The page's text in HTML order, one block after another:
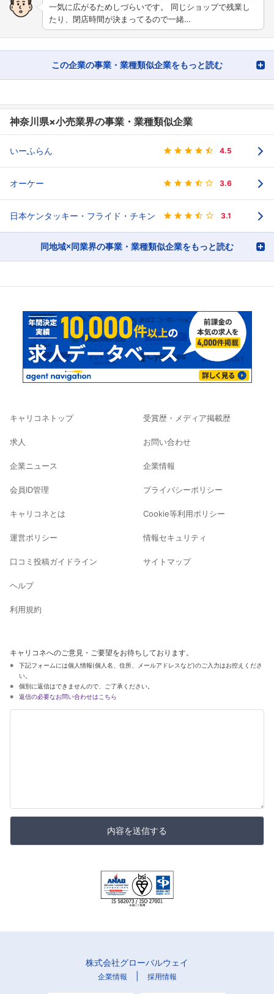
一気に広がるためしづらいです。 同じショップで残業し
たり、閉店時間が決まってるので一緒…
この企業の事業・業種類似企業をもっと読む
神奈川県×小売業界の事業・業種類似企業
いーふらん 4.5
オーケー 3.6
日本ケンタッキー・フライド・チキン 3.1
同地域×同業界の事業・業種類似企業をもっと読む
キャリコネトップ
求人
企業ニュース
会員ID管理
キャリコネとは
運営ポリシー
口コミ投稿ガイドライン
ヘルプ
利用規約
受賞歴・メディア掲載歴
お問い合わせ
企業情報
プライバシーポリシー
Cookie等利用ポリシー
情報セキュリティ
サイトマップ
キャリコネへのご意見・ご要望をお待ちしております。
下記フォームには個人情報(個人名、住所、メールアドレスなど)のご入力はお控えくださ
い。
個別に返信はできませんので、ご了承ください。
返信の必要なお問い合わせはこちら
内容を送信する
株式会社グローバルウェイ
企業情報 採用情報